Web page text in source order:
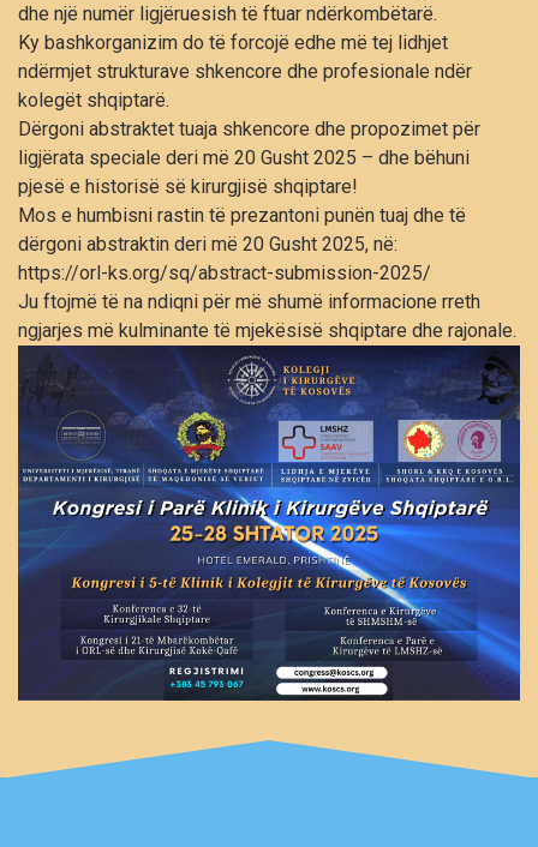
dhe një numër ligjëruesish të ftuar ndërkombëtarë.
Ky bashkorganizim do të forcojë edhe më tej lidhjet
ndërmjet strukturave shkencore dhe profesionale ndër
kolegët shqiptarë.
Dërgoni abstraktet tuaja shkencore dhe propozimet për
ligjërata speciale deri më 20 Gusht 2025 – dhe bëhuni
pjesë e historisë së kirurgjisë shqiptare!
Mos e humbisni rastin të prezantoni punën tuaj dhe të
dërgoni abstraktin deri më 20 Gusht 2025, në:
https://orl-ks.org/sq/abstract-submission-2025/
Ju ftojmë të na ndiqni për më shumë informacione rreth
ngjarjes më kulminante të mjekësisë shqiptare dhe rajonale.